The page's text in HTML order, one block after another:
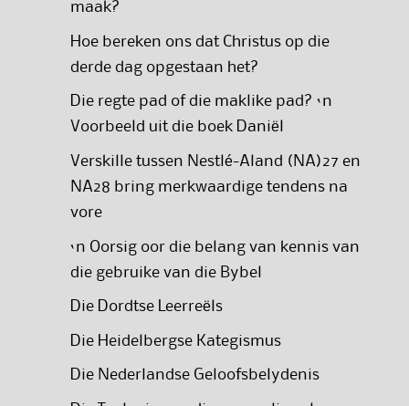
maak?
Hoe bereken ons dat Christus op die
derde dag opgestaan het?
Die regte pad of die maklike pad? ‘n
Voorbeeld uit die boek Daniël
Verskille tussen Nestlé-Aland (NA)27 en
NA28 bring merkwaardige tendens na
vore
‘n Oorsig oor die belang van kennis van
die gebruike van die Bybel
Die Dordtse Leerreëls
Die Heidelbergse Kategismus
Die Nederlandse Geloofsbelydenis